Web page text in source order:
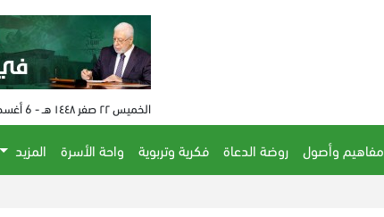
الخميس ٢٢ صفر ١٤٤٨ هـ - 6 أغسطس 2026 م - الساعة 12:29 م
مفاهيم وأصول روضة الدعاة فكرية وتربوية واحة الأسرة
المزيد